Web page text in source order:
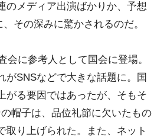
のメディア出演ばかりか、予想
その深みに驚かされるのだ。
に参考人として国会に登場。
がSNSなどで大きな話題に。国
がる要因ではあったが、そもそ
帽子は、品位礼節に欠いたもの
取り上げられた。また、ネット